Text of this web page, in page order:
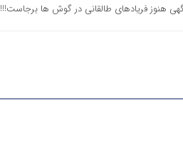
هنوز فریادهای طالقانی در گوش ها برجاست!!!